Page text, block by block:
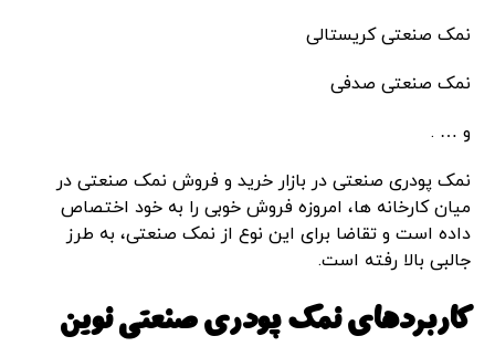
نمک صنعتی کریستالی
نمک صنعتی صدفی
و … .
نمک پودری صنعتی در بازار خرید و فروش نمک صنعتی در
میان کارخانه ها، امروزه فروش خوبی را به خود اختصاص
داده است و تقاضا برای این نوع از نمک صنعتی، به طرز
جالبی بالا رفته است.
کاربردهای نمک پودری صنعتی نوین